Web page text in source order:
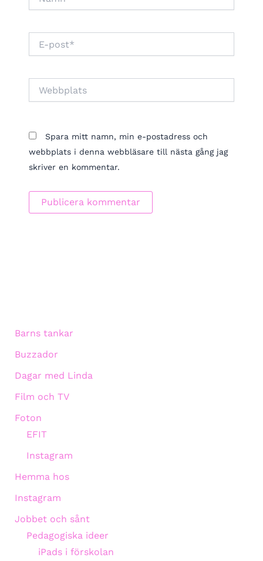
post*
Spara mitt namn, min e-postadress och
webbplats i denna webbläsare till nästa gång jag
skriver en kommentar.
Barns tankar
Buzzador
Dagar med Linda
Film och TV
Foton
EFIT
Instagram
Hemma hos
Instagram
Jobbet och sånt
Pedagogiska ideer
iPads i förskolan